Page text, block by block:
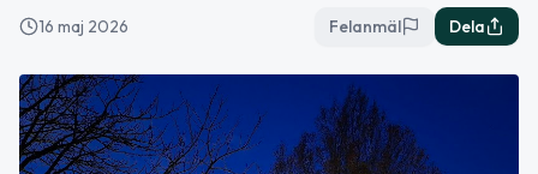
16 maj 2026 Felanmäl Dela